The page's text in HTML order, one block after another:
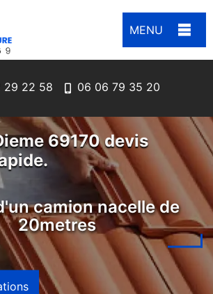
MENU
29 22 58 06 06 79 35 20
69170 devis
camion nacelle de
20metres